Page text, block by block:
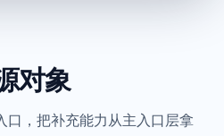
对象
口，把补充能力从主入口层拿